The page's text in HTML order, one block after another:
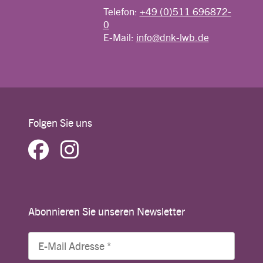
Telefon: +49 (0)511 696872-
0
E-Mail: info@dnk-lwb.de
Folgen Sie uns
Abonnieren Sie unseren Newsletter